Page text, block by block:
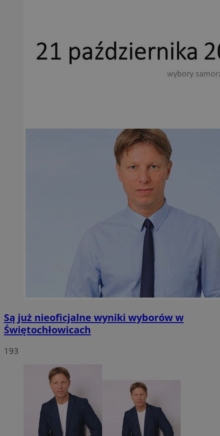
Są już nieoficjalne wyniki wyborów w
Świętochłowicach
193